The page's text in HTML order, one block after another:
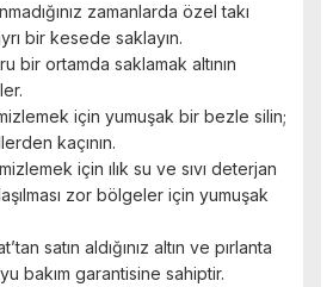
zamanlarda özel takı
bir kesede saklayın.
bir ortamda saklamak altının
için yumuşak bir bezle silin;
kaçının.
için ılık su ve sıvı deterjan
zor bölgeler için yumuşak
satın aldığınız altın ve pırlanta
bakım garantisine sahiptir.